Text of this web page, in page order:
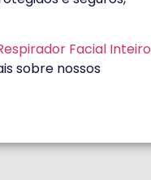
Facial Inteiro
sobre nossos